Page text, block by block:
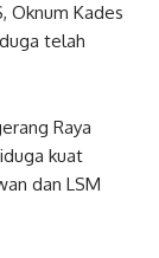
Oknum Kades
telah
Raya
kuat
dan LSM